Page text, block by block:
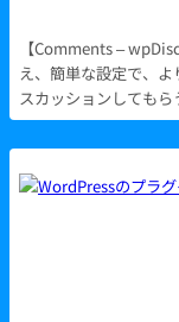
【Comments –
え、簡単な設定で、
スカッションしても